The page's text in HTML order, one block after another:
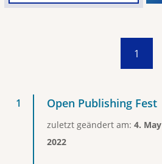
1
Open Publishing Fest
zuletzt geändert am: 4. May
2022